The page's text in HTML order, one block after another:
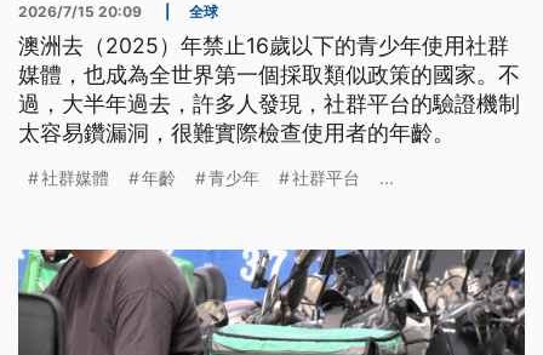
2026/7/15 20:09 全球
澳洲去（2025）年禁止16歲以下的青少年使用社群
媒體，也成為全世界第一個採取類似政策的國家。不
過，大半年過去，許多人發現，社群平台的驗證機制
太容易鑽漏洞，很難實際檢查使用者的年齡。
社群媒體 年齡 青少年 社群平台 ...